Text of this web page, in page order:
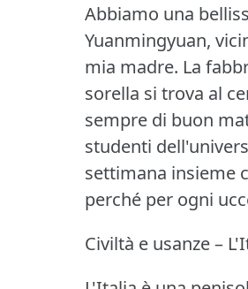
Abbiamo una
Yuanmingyuan,
mia madre. La
sorella si trova al
sempre di buon
studenti
settimana insieme
perché per ogni
Civiltà e usanze –